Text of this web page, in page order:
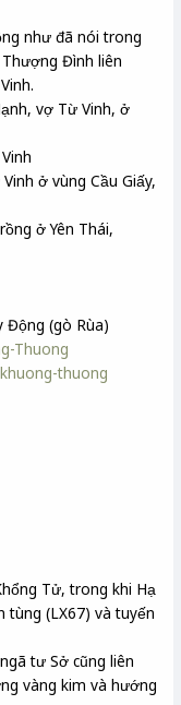
như đã nói trong
Thượng Đình liên
vợ Từ Vinh, ở
ở vùng Cầu Giấy,
ở Yên Thái,
Động (gò Rùa)
Thuong
thuong
Tử, trong khi Hạ
(LX67) và tuyến
tư Sở cũng liên
vàng kim và hướng